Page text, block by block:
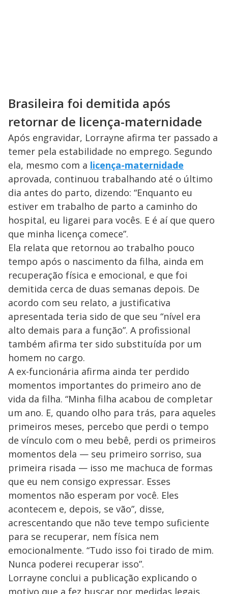
Brasileira foi demitida após
retornar de licença-maternidade
Após engravidar, Lorrayne afirma ter passado a
temer pela estabilidade no emprego. Segundo
ela, mesmo com a licença-maternidade
aprovada, continuou trabalhando até o último
dia antes do parto, dizendo: “Enquanto eu
estiver em trabalho de parto a caminho do
hospital, eu ligarei para vocês. E é aí que quero
que minha licença comece”.
Ela relata que retornou ao trabalho pouco
tempo após o nascimento da filha, ainda em
recuperação física e emocional, e que foi
demitida cerca de duas semanas depois. De
acordo com seu relato, a justificativa
apresentada teria sido de que seu “nível era
alto demais para a função”. A profissional
também afirma ter sido substituída por um
homem no cargo.
A ex-funcionária afirma ainda ter perdido
momentos importantes do primeiro ano de
vida da filha. “Minha filha acabou de completar
um ano. E, quando olho para trás, para aqueles
primeiros meses, percebo que perdi o tempo
de vínculo com o meu bebê, perdi os primeiros
momentos dela — seu primeiro sorriso, sua
primeira risada — isso me machuca de formas
que eu nem consigo expressar. Esses
momentos não esperam por você. Eles
acontecem e, depois, se vão”, disse,
acrescentando que não teve tempo suficiente
para se recuperar, nem física nem
emocionalmente. “Tudo isso foi tirado de mim.
Nunca poderei recuperar isso”.
Lorrayne conclui a publicação explicando o